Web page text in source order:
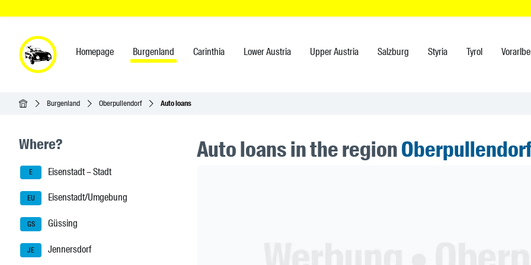
Homepage Burgenland Carinthia Lower Austria Upper Austria Salzburg Styria Tyrol
HomepageBurgenland Oberpullendorf Auto loans
Seitenleisten-Navigation
Where?
E Eisenstadt – Stadt
EU Eisenstadt/Umgebung
GS Güssing
JE Jennersdorf
Auto loans in the region